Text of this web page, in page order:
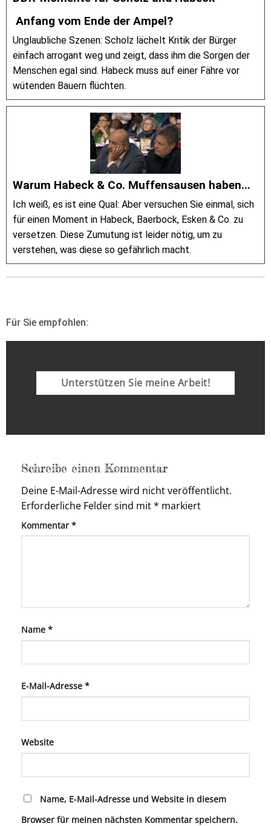
Anfang vom Ende der Ampel?
Unglaubliche Szenen: Scholz lächelt Kritik der Bürger
einfach arrogant weg und zeigt, dass ihm die Sorgen der
Menschen egal sind. Habeck muss auf einer Fähre vor
wütenden Bauern flüchten.
Warum Habeck & Co. Muffensausen haben...
Ich weiß, es ist eine Qual: Aber versuchen Sie einmal, sich
für einen Moment in Habeck, Baerbock, Esken & Co. zu
versetzen. Diese Zumutung ist leider nötig, um zu
verstehen, was diese so gefährlich macht.
Für Sie empfohlen:
Unterstützen Sie meine Arbeit!
Schreibe einen Kommentar
Deine E-Mail-Adresse wird nicht veröffentlicht.
Erforderliche Felder sind mit* markiert
Kommentar *
Name *
E-Mail-Adresse *
Website
Name, E-Mail-Adresse und Website in diesem
Browser für meinen nächsten Kommentar speichern.